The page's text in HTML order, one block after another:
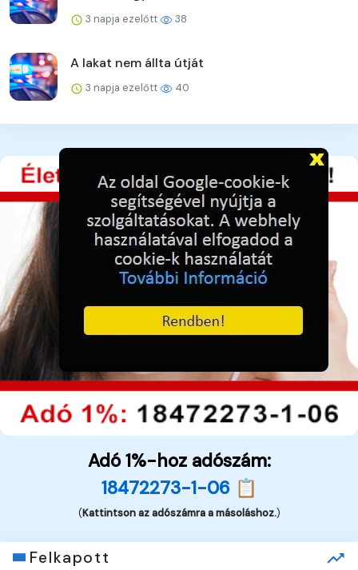
3 napja ezelőtt 38
A lakat nem állta útját
3 napja ezelőtt 40
Adó 1%-hoz adószám:
18472273-1-06 📋
(Kattintson az adószámra a másoláshoz.)
Felkapott